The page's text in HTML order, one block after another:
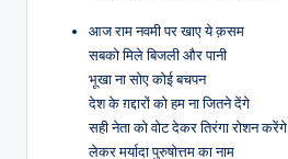
आज राम नवमी पर खाए ये क़सम
सबको मिले बिजली और पानी
भूखा ना सोए कोई बचपन
देश के ग़द्दारों को हम ना जितने देंगे
सही नेता को वोट देकर तिरंगा रोशन करेंगे
लेकर मर्यादा पुरुषोत्तम का नाम